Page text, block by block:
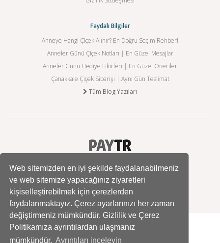
Web sitemizden en iyi şekilde faydalanabilmeniz
ve web sitemize yapacağınız ziyaretleri
kişiselleştirebilmek için çerezlerden
faydalanmaktayız. Çerez ayarlarınızı her zaman
değiştirmeniz mümkündür. Gizlilik ve Çerez
Politikamıza ayrıntılardan ulaşmanız
mümkündür. Ayrıntıları inceleyin
Faydalı Bilgiler
Anneye Hangi Çiçek Alınır? En Doğru Seçim Rehberi
Anneler Günü Çiçek Notları | En Güzel Mesajlar
Anneler Günü Hediye Fikirleri | En Güzel Öneriler
Çanakkale Çiçek Siparişi | Aynı Gün Teslimat
Tüm Blog Yazıları